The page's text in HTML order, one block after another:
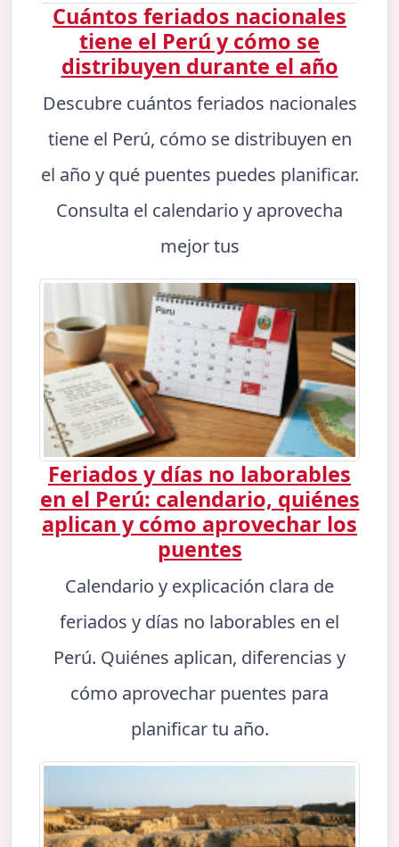
Cuántos feriados nacionales
tiene el Perú y cómo se
distribuyen durante el año
Descubre cuántos feriados nacionales
tiene el Perú, cómo se distribuyen en
el año y qué puentes puedes planificar.
Consulta el calendario y aprovecha
mejor tus
Feriados y días no laborables
en el Perú: calendario, quiénes
aplican y cómo aprovechar los
puentes
Calendario y explicación clara de
feriados y días no laborables en el
Perú. Quiénes aplican, diferencias y
cómo aprovechar puentes para
planificar tu año.